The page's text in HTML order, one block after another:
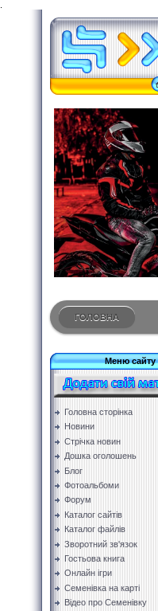
ГОЛОВНА
Меню сайту
Головна сторінка
Новини
Стрічка новин
Дошка оголошень
Блог
Фотоальбоми
Форум
Каталог сайтів
Каталог файлів
Зворотний зв'язок
Гостьова книга
Онлайн ігри
Семенівка на карті
Відео про Семенівку